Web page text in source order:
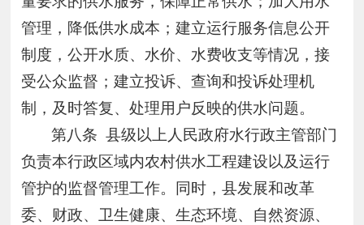
管理，降低供水成本；建立运行服务信息公开
制度，公开水质、水价、水费收支等情况，接
受公众监督；建立投诉、查询和投诉处理机
制，及时答复、处理用户反映的供水问题。
第八条 县级以上人民政府水行政主管部门
负责本行政区域内农村供水工程建设以及运行
管护的监督管理工作。同时，县发展和改革
委、财政、卫生健康、生态环境、自然资源、